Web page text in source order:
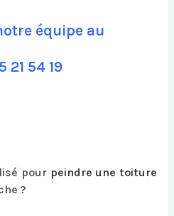
équipe au
21 54 19
pourpeindre une toiture
?